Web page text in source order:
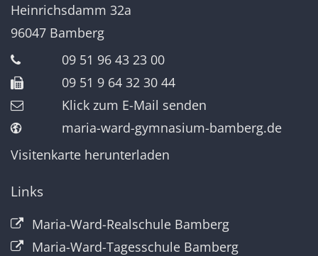
Heinrichsdamm 32a
96047 Bamberg
09 51 96 43 23 00
09 51 9 64 32 30 44
Klick zum E-Mail senden
maria-ward-gymnasium-bamberg.de
Visitenkarte herunterladen
Links
Maria-Ward-Realschule Bamberg
Maria-Ward-Tagesschule Bamberg